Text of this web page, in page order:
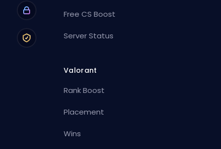
Free CS Boost
Server Status
Valorant
Rank Boost
Placement
Wins